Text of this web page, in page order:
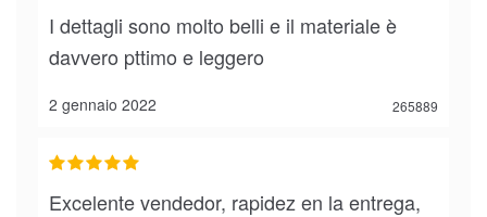
2 gennaio 2022 265889
I dettagli sono molto belli e il materiale è
davvero pttimo e leggero
Excelente vendedor, rapidez en la entrega,